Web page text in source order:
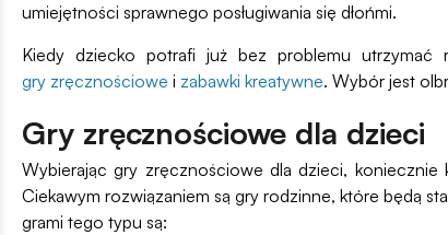
umiejętności sprawnego posługiwania się dłońmi.
Kiedy dziecko potrafi już bez problemu utrzymać
gry zręcznościowe i zabawki kreatywne. Wybór jest
Gry zręcznościowe dla dzieci
Wybierając gry zręcznościowe dla dzieci, koniecznie
Ciekawym rozwiązaniem są gry rodzinne, które będą
grami tego typu są: